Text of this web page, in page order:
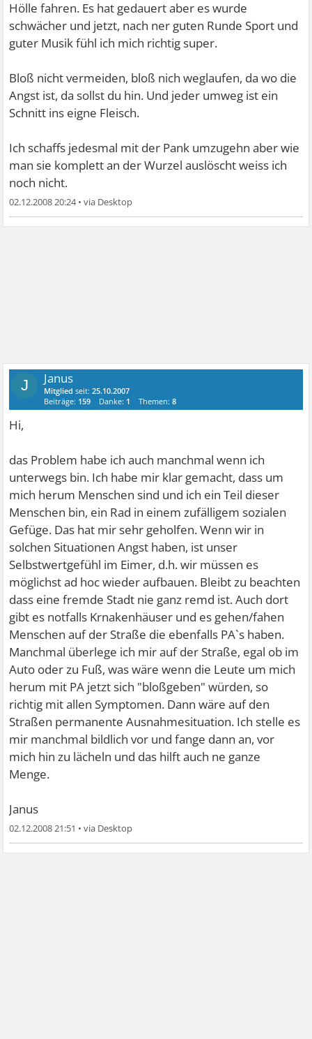
Hölle fahren. Es hat gedauert aber es wurde
schwächer und jetzt, nach ner guten Runde Sport und
guter Musik fühl ich mich richtig super.
Bloß nicht vermeiden, bloß nich weglaufen, da wo die
Angst ist, da sollst du hin. Und jeder umweg ist ein
Schnitt ins eigne Fleisch.
Ich schaffs jedesmal mit der Pank umzugehn aber wie
man sie komplett an der Wurzel auslöscht weiss ich
noch nicht.
02.12.2008 20:24•
J Janus
Mitglied seit:25.10.2007
Beiträge: 159 Danke: 1 Themen:8
Hi,
das Problem habe ich auch manchmal wenn ich
unterwegs bin. Ich habe mir klar gemacht, dass um
mich herum Menschen sind und ich ein Teil dieser
Menschen bin, ein Rad in einem zufälligem sozialen
Gefüge. Das hat mir sehr geholfen. Wenn wir in
solchen Situationen Angst haben, ist unser
Selbstwertgefühl im Eimer, d.h. wir müssen es
möglichst ad hoc wieder aufbauen. Bleibt zu beachten
dass eine fremde Stadt nie ganz remd ist. Auch dort
gibt es notfalls Krnakenhäuser und es gehen/fahen
Menschen auf der Straße die ebenfalls PA`s haben.
Manchmal überlege ich mir auf der Straße, egal ob im
Auto oder zu Fuß, was wäre wenn die Leute um mich
herum mit PA jetzt sich "bloßgeben" würden, so
richtig mit allen Symptomen. Dann wäre auf den
Straßen permanente Ausnahmesituation. Ich stelle es
mir manchmal bildlich vor und fange dann an, vor
mich hin zu lächeln und das hilft auch ne ganze
Menge.
Janus
02.12.2008 21:51 •